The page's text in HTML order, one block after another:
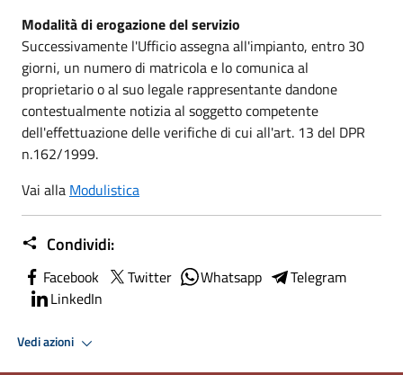
Modalità di erogazione del servizio
Successivamente l'Ufficio assegna all'impianto, entro 30
giorni, un numero di matricola e lo comunica al
proprietario o al suo legale rappresentante dandone
contestualmente notizia al soggetto competente
dell'effettuazione delle verifiche di cui all'art. 13 del DPR
n.162/1999.
Vai alla Modulistica
Condividi:
Facebook Twitter Whatsapp
Telegram
LinkedIn
Vedi azioni